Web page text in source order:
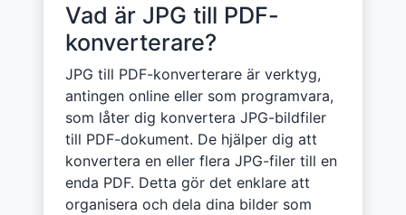
Vad är JPG till PDF-
konverterare?
JPG till PDF-konverterare är verktyg,
antingen online eller som programvara,
som låter dig konvertera JPG-bildfiler
till PDF-dokument. De hjälper dig att
konvertera en eller flera JPG-filer till en
enda PDF. Detta gör det enklare att
organisera och dela dina bilder som